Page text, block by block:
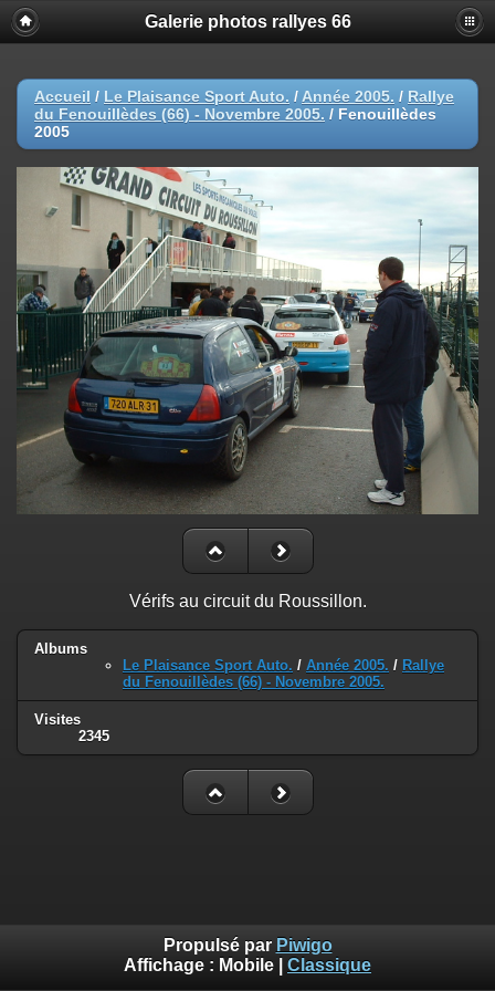
Galerie photos rallyes 66
Accueil / Le Plaisance Sport Auto. / Année 2005. / Rallye
du Fenouillèdes (66) - Novembre 2005. / Fenouillèdes
2005
Vérifs au circuit du Roussillon.
Albums
Le Plaisance Sport Auto. / Année 2005. / Rallye
du Fenouillèdes (66) - Novembre 2005.
Visites
2345
Propulsé par Piwigo
Affichage : Mobile Classique